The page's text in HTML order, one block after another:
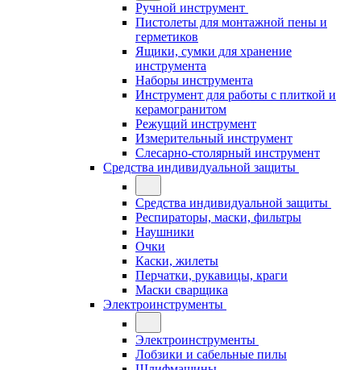
Ручной инструмент
Пистолеты для монтажной пены и
герметиков
Ящики, сумки для хранение
инструмента
Наборы инструмента
Инструмент для работы с плиткой и
керамогранитом
Режущий инструмент
Измерительный инструмент
Слесарно-столярный инструмент
Средства индивидуальной защиты
Средства индивидуальной защиты
Респираторы, маски, фильтры
Наушники
Очки
Каски, жилеты
Перчатки, рукавицы, краги
Маски сварщика
Электроинструменты
Электроинструменты
Лобзики и сабельные пилы